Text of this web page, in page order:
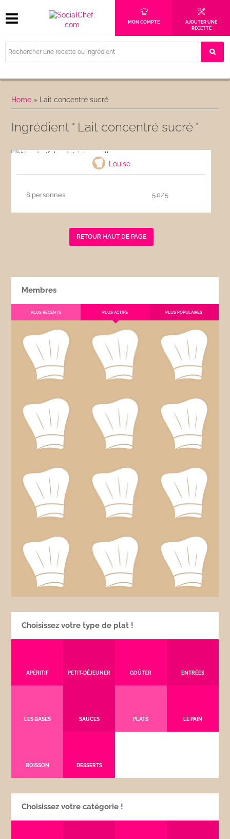
MON COMPTE
AJOUTER UNE
RECETTE
Home » Lait concentré sucré
Ingrédient " Lait concentré sucré "
Louise
8 personnes 5.0/5
RETOUR HAUT DE PAGE
Membres
PLUS RÉCENTS PLUS ACTIFS PLUS POPULAIRES
Choisissez votre type de plat !
APÉRITIF PETIT-DÉJEUNER GOÛTER ENTRÉES
LES BASES SAUCES PLATS LE PAIN
BOISSON DESSERTS
Choisissez votre catégorie !